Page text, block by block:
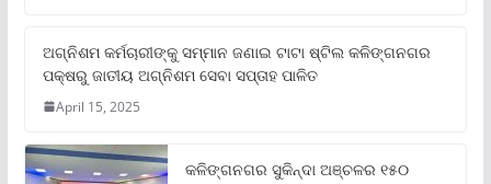
ଅଗ୍ନିଶମ କର୍ମଚାରୀଙ୍କୁ ସମ୍ମାନ ଜଣାଇ ଟାଟା ଷ୍ଟିଲ କଳିଙ୍ଗନଗର
ପକ୍ଷରୁ ଜାତୀୟ ଅଗ୍ନିଶମ ସେବା ସପ୍ତାହ ପାଳିତ
April 15, 2025
କଳିଙ୍ଗନଗର ସୁକିନ୍ଦା ଅଞ୍ଚଳର ୧୫୦